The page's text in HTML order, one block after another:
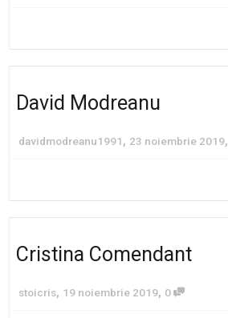
David Modreanu
davidmodreanu1991, 23 noiembrie 2019,
Cristina Comendant
stoicris, 19 noiembrie 2019, 0